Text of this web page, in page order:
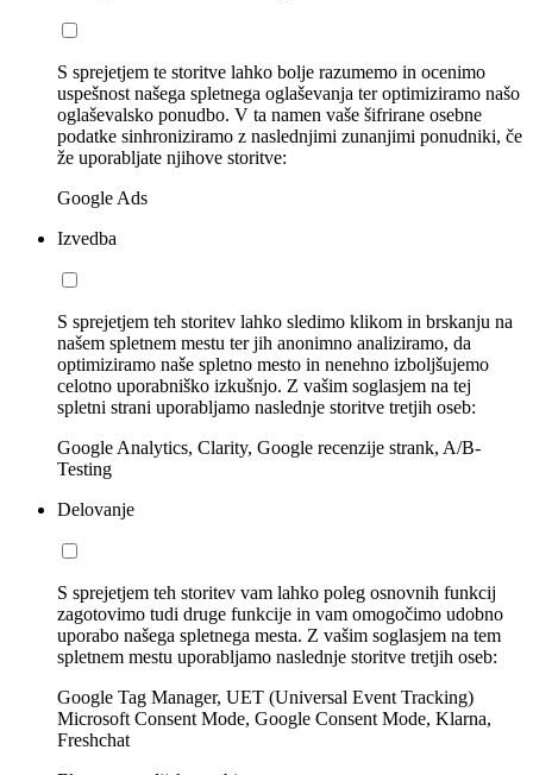
S sprejetjem te storitve lahko bolje razumemo in ocenimo
uspešnost našega spletnega oglaševanja ter optimiziramo našo
oglaševalsko ponudbo. V ta namen vaše šifrirane osebne
podatke sinhroniziramo z naslednjimi zunanjimi ponudniki, če
že uporabljate njihove storitve:
Google Ads
Izvedba
S sprejetjem teh storitev lahko sledimo klikom in brskanju na
našem spletnem mestu ter jih anonimno analiziramo, da
optimiziramo naše spletno mesto in nenehno izboljšujemo
celotno uporabniško izkušnjo. Z vašim soglasjem na tej
spletni strani uporabljamo naslednje storitve tretjih oseb:
Google Analytics, Clarity, Google recenzije strank, A/B-
Testing
Delovanje
S sprejetjem teh storitev vam lahko poleg osnovnih funkcij
zagotovimo tudi druge funkcije in vam omogočimo udobno
uporabo našega spletnega mesta. Z vašim soglasjem na tem
spletnem mestu uporabljamo naslednje storitve tretjih oseb:
Google Tag Manager, UET (Universal Event Tracking)
Microsoft Consent Mode, Google Consent Mode, Klarna,
Freshchat